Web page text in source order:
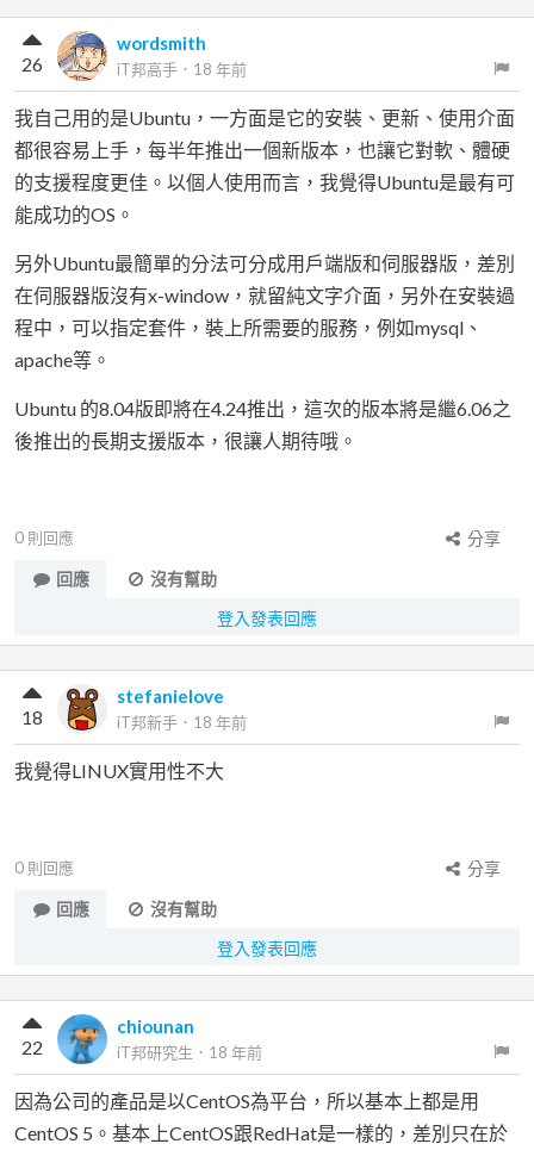
wordsmith
iT邦高手 ． 18 年前
26
我自己用的是Ubuntu，一方面是它的安裝、更新、使用介面
都很容易上手，每半年推出一個新版本，也讓它對軟、體硬
的支援程度更佳。以個人使用而言，我覺得Ubuntu是最有可
能成功的OS。
另外Ubuntu最簡單的分法可分成用戶端版和伺服器版，差別
在伺服器版沒有x-window，就留純文字介面，另外在安裝過
程中，可以指定套件，裝上所需要的服務，例如mysql、
apache等。
Ubuntu 的8.04版即將在4.24推出，這次的版本將是繼6.06之
後推出的長期支援版本，很讓人期待哦。
0 則回應
分享
回應
沒有幫助
登入發表回應
stefanielove
iT邦新手 ． 18 年前
18
我覺得LINUX實用性不大
0 則回應
分享
回應
沒有幫助
登入發表回應
chiounan
iT邦研究生 ． 18 年前
22
因為公司的產品是以CentOS為平台，所以基本上都是用
CentOS 5。基本上CentOS跟RedHat是一樣的，差別只在於